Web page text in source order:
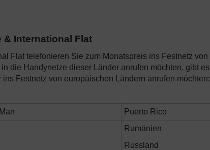
& International Flat
Flat telefonieren Sie zum Monatspreis ins Festnetz von
die Handynetze dieser Länder anrufen möchten, gibt es
ins Festnetz von europäischen Ländern anrufen möchten:
Puerto Rico
Rumänien
Russland